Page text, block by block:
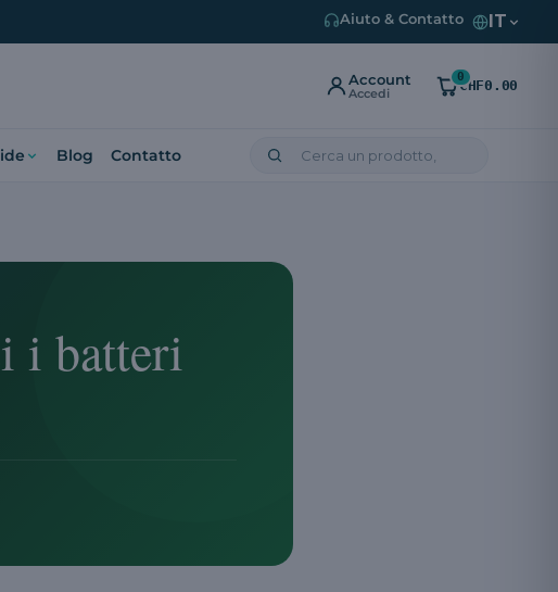
Aiuto & Contatto IT
Account
Accedi
0
CHF0.00
Blog Contatto
i batteri